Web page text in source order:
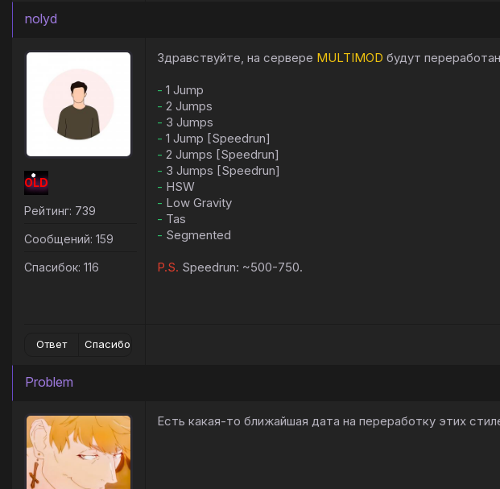
nolyd
OLD
Рейтинг: 739
Сообщений: 159
Спасибок: 116
Здравствуйте, на сервере MULTIMOD будут
- 1 Jump
- 2 Jumps
- 3 Jumps
- 1 Jump [Speedrun]
- 2 Jumps [Speedrun]
- 3 Jumps [Speedrun]
- HSW
- Low Gravity
- Tas
- Segmented
P.S. Speedrun: ~500-750.
Ответ Спасибо
Problem
Есть какая-то ближайшая дата на переработку этих